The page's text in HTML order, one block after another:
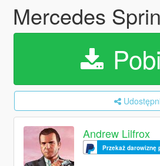
Mercedes
Andrew Lilfrox
Przekaż darowiznę